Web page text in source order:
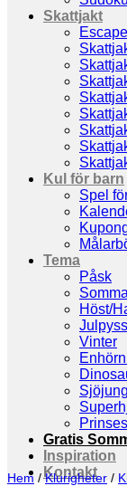
Skattjakt
Kul för barn
Spel
Tema
Påsk
Höst/
Vinter
Gratis
Inspiration
Kontakt
Hem / Klurigheter /